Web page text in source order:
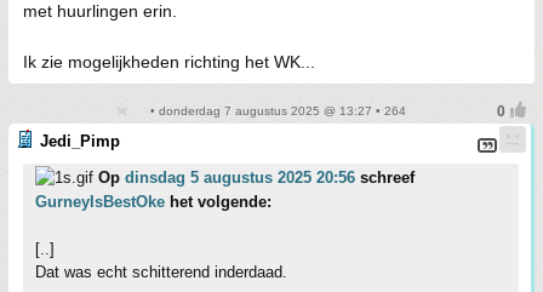
met huurlingen erin.
Ik zie mogelijkheden richting het WK...
• donderdag 7 augustus 2025 @ 13:27 • 264
Jedi_Pimp
Op dinsdag 5 augustus 2025 20:56 schreef
GurneyIsBestOke het volgende:
[..]
Dat was echt schitterend inderdaad.